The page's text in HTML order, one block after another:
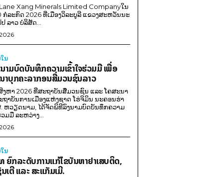
Xang Minerals Limited Companyໃນ
ກໍລະກົດ 2026 ທີ່ເມືອງວິລະບູລີ ແຂວງສະຫວັນນະ
ລາວ ບໍລິສັດ...
ນ
າມບົດບັນທຶກຄວາມເຂົ້າໃຈຮ່ວມມື ເພື່ອ
າບຸກຄະລາກອນສື່ມວນຊົນລາວ
ງຫາ 2026 ທີ່ສະຖາບັນສື່ມວນຊົນ ແລະ ໂຄສະນາ
ຖາບັນການເມືອງແຫ່ງຊາດ ໂຮ່ຈິມິນ ນະຄອນຮ່າ
ຫວຽດນາມ, ໄດ້ຈັດພິທີລົງນາມບົດບັນທຶກຄວາມ
ມມື ລະຫວ່າງ...
ນ
ຍົກລະດັບການແກ້ໄຂບັນຫາຢາເສບຕິດ,
ເຕີ ແລະ ສະແກັມເມີ.